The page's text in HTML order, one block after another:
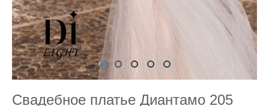
Свадебное платье Диантамо 205